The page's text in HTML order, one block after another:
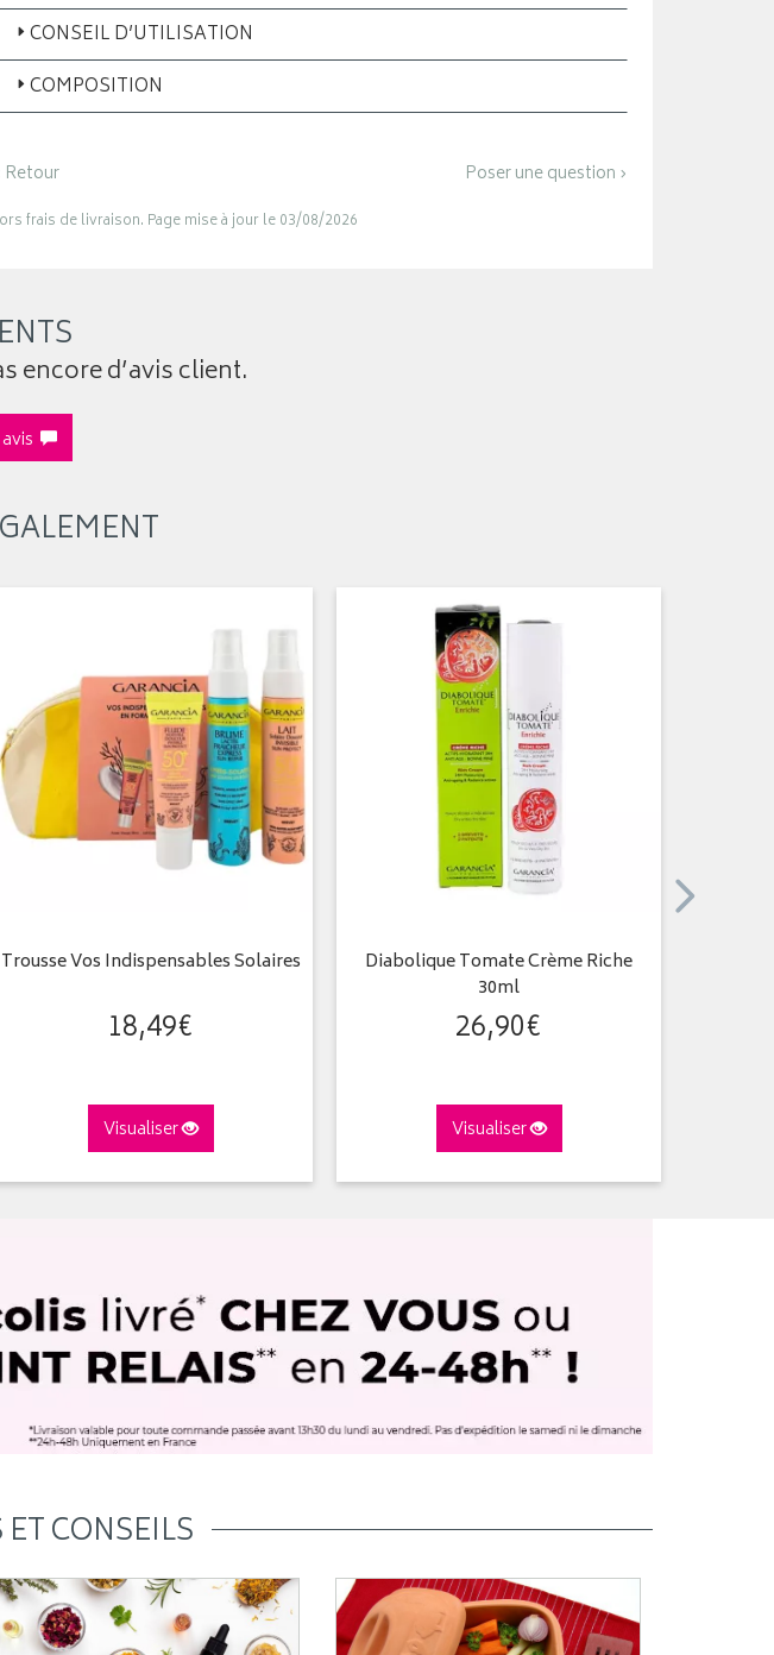
CONSEIL D’UTILISATION
COMPOSITION
Retour Poser une question ›
frais de livraison. Page mise à jour le 03/08/2026
encore d’avis client.
Trousse Vos Indispensables Solaires
18,49€
Visualiser
Diabolique Tomate Crème Riche
30ml
26,90€
Visualiser
CONSEILS